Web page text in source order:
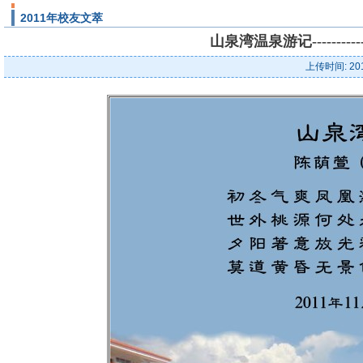
2011年校友文萃
山泉湾温泉游记
上传时间: